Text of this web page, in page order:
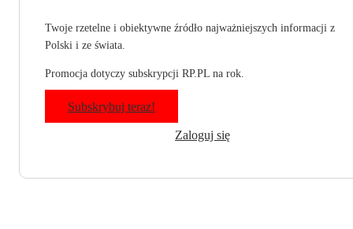
Twoje rzetelne i obiektywne źródło najważniejszych informacji z
Polski i ze świata.
Promocja dotyczy subskrypcji RP.PL na rok.
Subskrybuj teraz!
Zaloguj się